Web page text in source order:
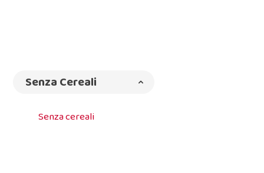
Senza Cereali
Senza cereali